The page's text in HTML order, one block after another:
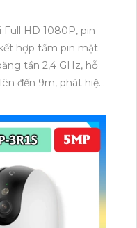
Full HD 1080P, pin
hợp tấm pin mặt
tần 2,4 GHz, hỗ
đến 9m, phát hiện
512GB.